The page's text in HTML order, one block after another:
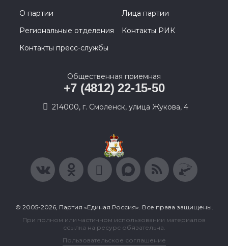
О партии
Лица партии
Региональные отделения
Контакты РИК
Контакты пресс-службы
Общественная приемная
+7 (4812) 22-15-50
214000, г. Смоленск, улица Жукова, 4
© 2005-2026, Партия «Единая Россия». Все права защищены.
При полном или частичном использовании материалов
ссылка на ресурс обязательна.
Пользовательское соглашение